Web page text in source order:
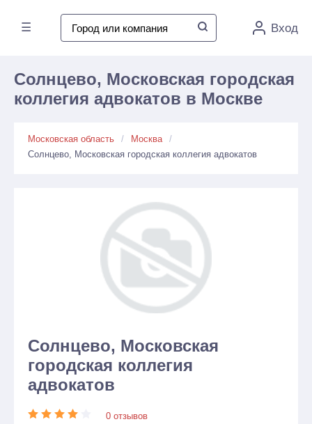
☰ Вход
Солнцево, Московская городская
коллегия адвокатов в Москве
Московская область
Москва
Солнцево, Московская городская коллегия адвокатов
Солнцево, Московская
городская коллегия
адвокатов
0 отзывов